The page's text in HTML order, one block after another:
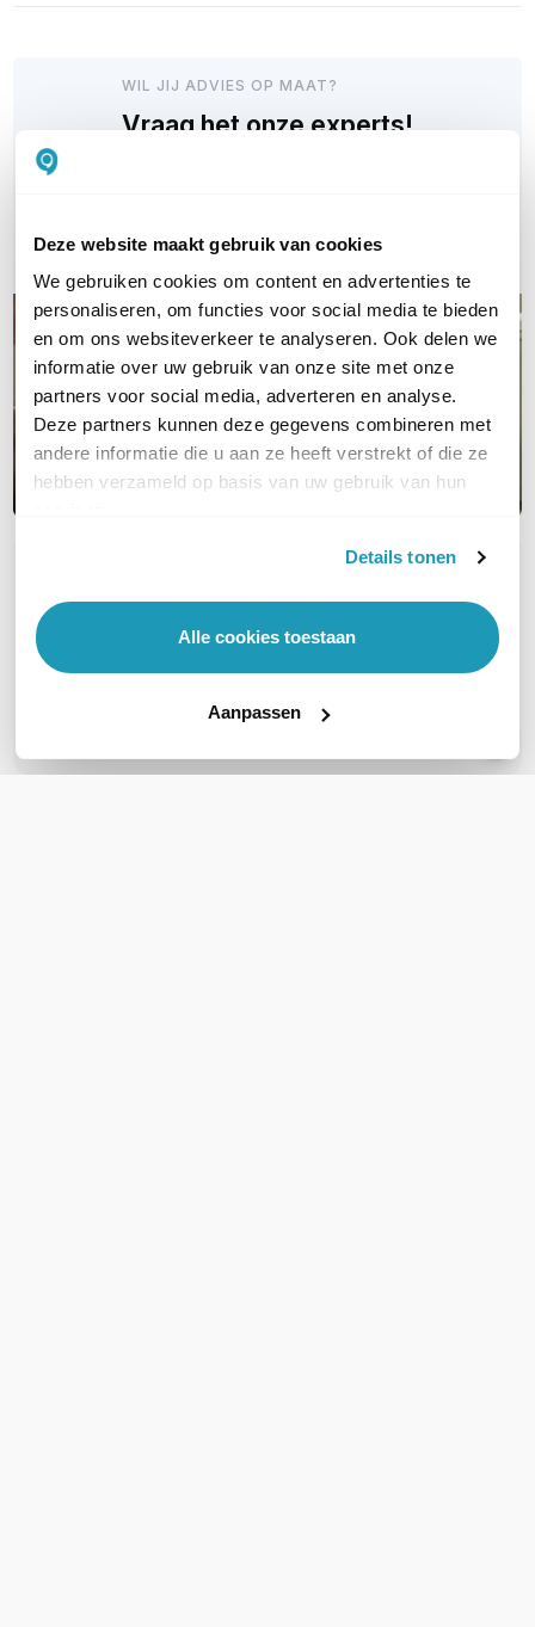
Deze website maakt gebruik van cookies
We gebruiken cookies om content en advertenties te
personaliseren, om functies voor social media te bieden
en om ons websiteverkeer te analyseren. Ook delen we
informatie over uw gebruik van onze site met onze
partners voor social media, adverteren en analyse.
Deze partners kunnen deze gegevens combineren met
andere informatie die u aan ze heeft verstrekt of die ze
hebben verzameld op basis van uw gebruik van hun
Details tonen
Alle cookies toestaan
Aanpassen
WIL JIJ ADVIES OP MAAT?
Vraag het onze experts!
E-mail
Veelgestelde vragen
Geen vragen gevonden